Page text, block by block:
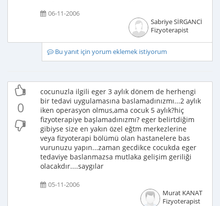
06-11-2006
Sabriye SİRGANCİ
Fizyoterapist
Bu yanıt için yorum eklemek istiyorum
0
cocunuzla ilgili eger 3 aylık dönem de herhengi
bir tedavi uygulamasına baslamadınızmı...2 aylık
iken operasyon olmus,ama cocuk 5 aylık?hiç
fizyoterapiye başlamadınızmı? eger belirtdiğim
gibiyse size en yakın özel eğtm merkezlerine
veya fizyoterapi bölümü olan hastanelere bas
vurunuzu yapın...zaman gecdikce cocukda eger
tedaviye baslanmazsa mutlaka gelişim geriliği
olacakdır....saygılar
05-11-2006
Murat KANAT
Fizyoterapist